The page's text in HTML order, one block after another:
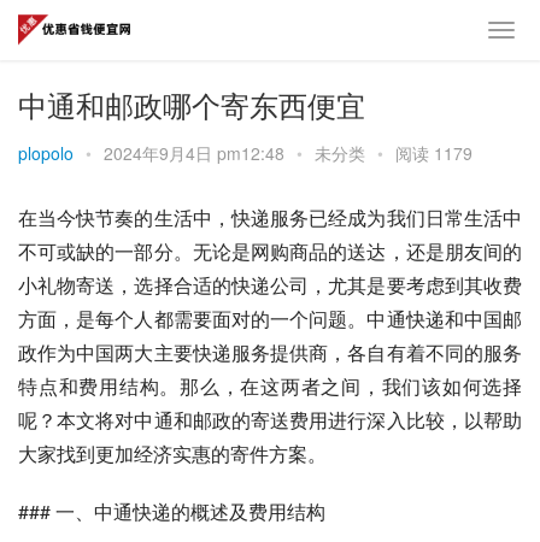
中通和邮政哪个寄东西便宜
plopolo • 2024年9月4日 pm12:48 • 未分类 • 阅读 1179
在当今快节奏的生活中，快递服务已经成为我们日常生活中
不可或缺的一部分。无论是网购商品的送达，还是朋友间的
小礼物寄送，选择合适的快递公司，尤其是要考虑到其收费
方面，是每个人都需要面对的一个问题。中通快递和中国邮
政作为中国两大主要快递服务提供商，各自有着不同的服务
特点和费用结构。那么，在这两者之间，我们该如何选择
呢？本文将对中通和邮政的寄送费用进行深入比较，以帮助
大家找到更加经济实惠的寄件方案。
### 一、中通快递的概述及费用结构